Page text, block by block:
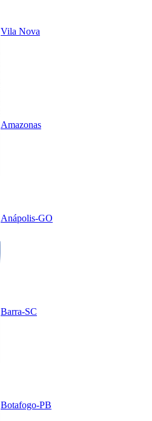
Vila Nova
Amazonas
Anápolis-GO
Barra-SC
Botafogo-PB